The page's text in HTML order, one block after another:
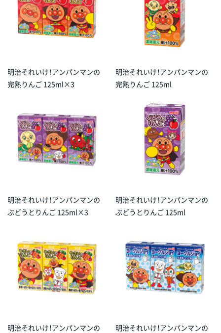
明治それいけ！アンパンマンの
完熟りんご 125ml×3
明治それいけ！アンパンマンの
完熟りんご 125ml
明治それいけ！アンパンマンの
ぶどうとりんご 125ml×3
明治それいけ！アンパンマンの
ぶどうとりんご 125ml
明治それいけ！アンパンマンの
明治それいけ！アンパンマンの